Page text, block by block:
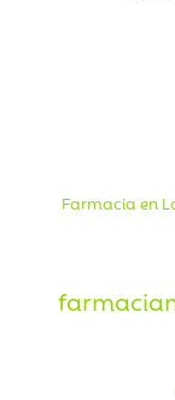
Farmacia en